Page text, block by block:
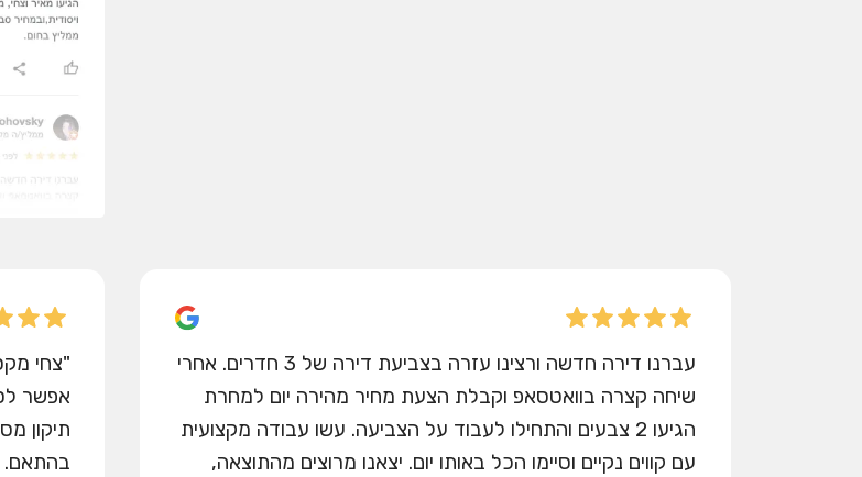
עברנו דירה חדשה ורצינו עזרה בצביעת דירה של 3 חדרים. אחרי
שיחה קצרה בוואטסאפ וקבלת הצעת מחיר מהירה יום למחרת
הגיעו 2 צבעים והתחילו לעבוד על הצביעה. עשו עבודה מקצועית
עם קווים נקיים וסיימו הכל באותו יום. יצאנו מרוצים מהתוצאה,
"צחי
אפשר
תיקון
בהתאם.